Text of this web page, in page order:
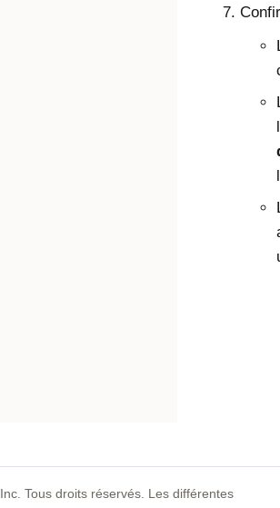
Tous droits réservés. Les différentes